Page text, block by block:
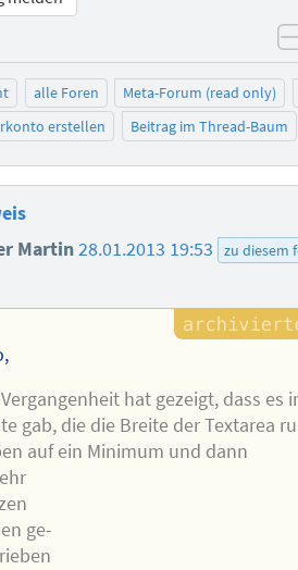
alle Foren
Meta-Forum (read only)
erstellen
Beitrag im Thread-Baum
Martin28.01.2013 19:53 zu diesem
hat gezeigt, dass es
gab, die die Breite der Textarea
auf ein Minimum und dann
ge-